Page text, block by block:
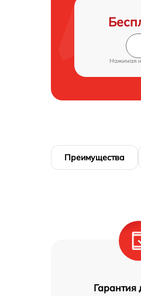
Нажимая
Преимущества
Гарантия